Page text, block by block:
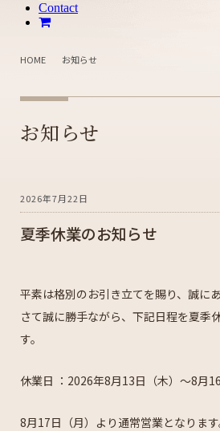
Contact
HOME お知らせ
お知らせ
2026年7月22日
夏季休業のお知らせ
平素は格別のお引き立てを賜り、誠に
さて誠に勝手ながら、下記日程を夏季
す。
休業日 ：2026年8月13日（木）～8月16
8月17日（月）より通常営業となります